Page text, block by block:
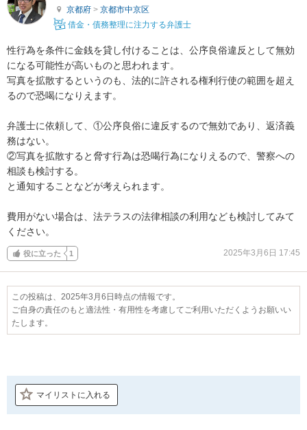
京都府 > 京都市中京区
借金・債務整理に注力する弁護士
性行為を条件に金銭を貸し付けることは、公序良俗違反として無効
になる可能性が高いものと思われます。
写真を拡散するというのも、法的に許される権利行使の範囲を超え
るので恐喝になりえます。
弁護士に依頼して、①公序良俗に違反するので無効であり、返済義
務はない。
②写真を拡散すると脅す行為は恐喝行為になりえるので、警察への
相談も検討する。
と通知することなどが考えられます。
費用がない場合は、法テラスの法律相談の利用なども検討してみて
ください。
役に立った 1 2025年3月6日 17:45
この投稿は、2025年3月6日時点の情報です。
ご自身の責任のもと適法性・有用性を考慮してご利用いただくようお願いい
たします。
マイリストに入れる